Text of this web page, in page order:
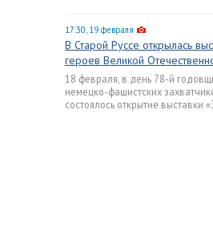
17:30, 19 февраля
В Старой Руссе открылась
героев Великой
18 февраля, в день 78-й
немецко-фашистских
состоялось открытие выставки